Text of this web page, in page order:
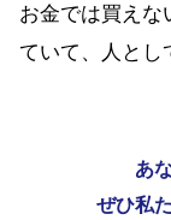
お金では買えな
ていて、人とし
あ
ぜひ私